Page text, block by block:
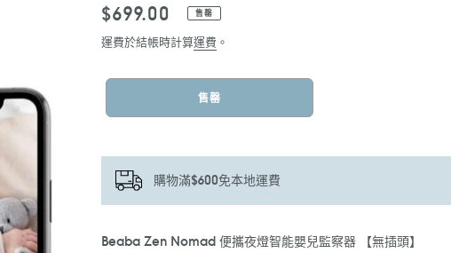
定
價
$699.00 售罄
運費於結帳時計算運費 。
售罄
購物滿$600免本地運費
正
Beaba Zen Nomad 便攜夜燈智能嬰兒監察器 【無插頭】